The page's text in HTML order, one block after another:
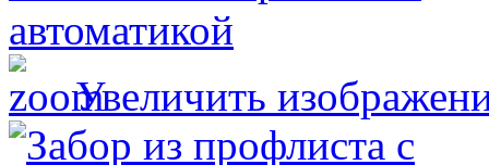
Увеличить